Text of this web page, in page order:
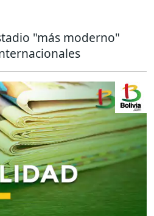
"más moderno"